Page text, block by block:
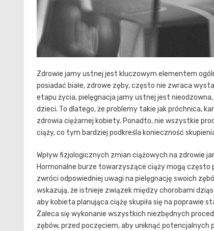
Zdrowie jamy ustnej jest kluczowym elementem
posiadać białe, zdrowe zęby, często nie zwraca
etapu życia, pielęgnacja jamy ustnej jest
dzieci. To dlatego, że problemy takie jak próchnica,
zdrowia ciężarnej kobiety. Ponadto, nie wszystkie
ciąży, co tym bardziej podkreśla konieczność
Wpływ fizjologicznych zmian ciążowych na zdrowie
Hormonalne burze towarzyszące ciąży mogą często
zwróci odpowiedniej uwagi na pielęgnację swoich
wskazują, że istnieje związek między chorobami
aby kobieta planująca ciążę skupiła się na poprawie
Zaleca się wykonanie wszystkich niezbędnych
zębów, przed poczęciem, aby uniknąć potencjalnych